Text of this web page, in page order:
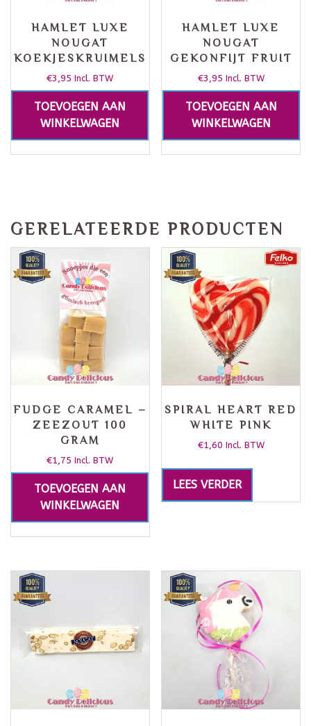
HAMLET LUXE
NOUGAT
KOEKJESKRUIMELS
€3,95 Incl. BTW
TOEVOEGEN AAN
WINKELWAGEN
HAMLET LUXE
NOUGAT
GEKONFIJT FRUIT
€3,95 Incl. BTW
TOEVOEGEN AAN
WINKELWAGEN
GERELATEERDE PRODUCTEN
FUDGE CARAMEL –
ZEEZOUT 100
GRAM
€1,75 Incl. BTW
TOEVOEGEN AAN
WINKELWAGEN
SPIRAL HEART RED
WHITE PINK
€1,60 Incl. BTW
LEES VERDER